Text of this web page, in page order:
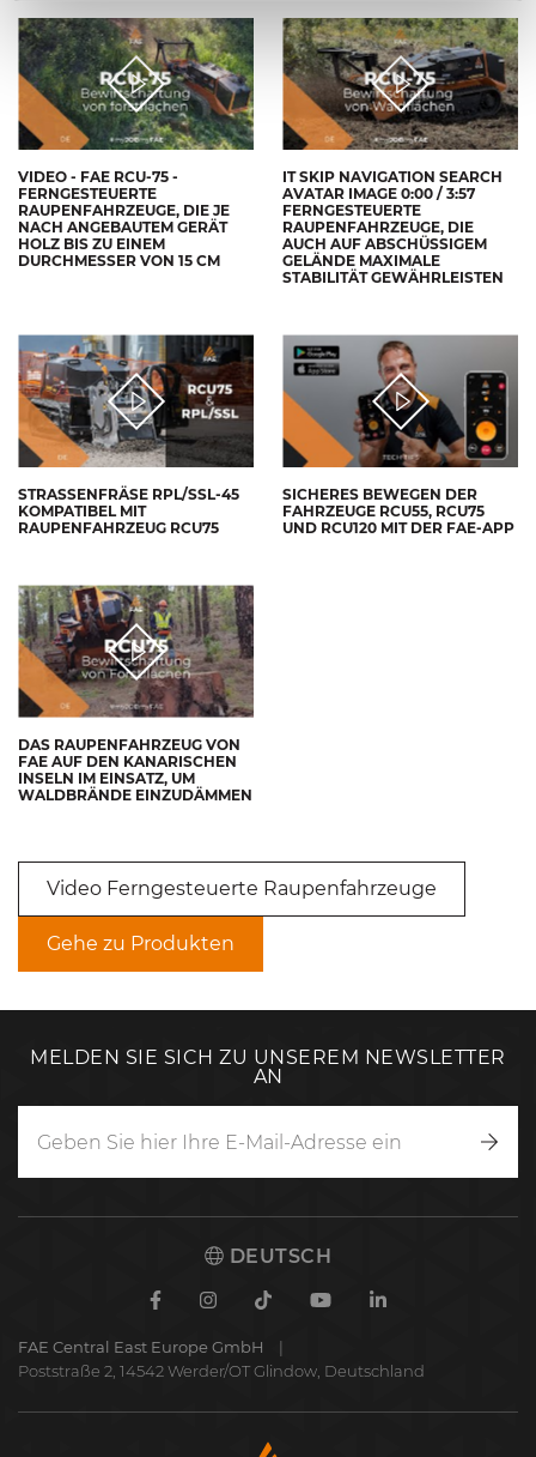
VIDEO - FAE RCU-75 -
FERNGESTEUERTE
RAUPENFAHRZEUGE, DIE JE
NACH ANGEBAUTEM GERÄT
HOLZ BIS ZU EINEM
DURCHMESSER VON 15 CM
IT SKIP NAVIGATION SEARCH
AVATAR IMAGE 0:00 / 3:57
FERNGESTEUERTE
RAUPENFAHRZEUGE, DIE
AUCH AUF ABSCHÜSSIGEM
GELÄNDE MAXIMALE
STABILITÄT GEWÄHRLEISTEN
STRASSENFRÄSE RPL/SSL-45 K
OMPATIBEL MIT R
AUPENFAHRZEUG RCU75
SICHERES BEWEGEN DER
FAHRZEUGE RCU55, RCU75
UND RCU120 MIT DER FAE-APP
DAS RAUPENFAHRZEUG VON
FAE AUF DEN KANARISCHEN
INSELN IM EINSATZ, UM
WALDBRÄNDE EINZUDÄMMEN
Video Ferngesteuerte Raupenfahrzeuge
Gehe zu Produkten
MELDEN SIE SICH ZU UNSEREM NEWSLETTER
AN
DEUTSCH
FacebookInstagram
TikTokYoutubeLinkedin
FAE Central East Europe GmbH
Poststraße 2, 14542 Werder/OT Glindow, Deutschland